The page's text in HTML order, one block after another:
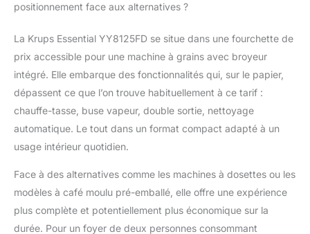
positionnement face aux alternatives ?
La Krups Essential YY8125FD se situe dans une fourchette de
prix accessible pour une machine à grains avec broyeur
intégré. Elle embarque des fonctionnalités qui, sur le papier,
dépassent ce que l’on trouve habituellement à ce tarif :
chauffe-tasse, buse vapeur, double sortie, nettoyage
automatique. Le tout dans un format compact adapté à un
usage intérieur quotidien.
Face à des alternatives comme les machines à dosettes ou les
modèles à café moulu pré-emballé, elle offre une expérience
plus complète et potentiellement plus économique sur la
durée. Pour un foyer de deux personnes consommant